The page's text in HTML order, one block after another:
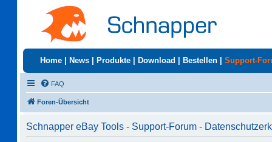
Home News Produkte Download Bestellen Support-
FAQ
Foren-Übersicht
Schnapper eBay Tools - Support-Forum -